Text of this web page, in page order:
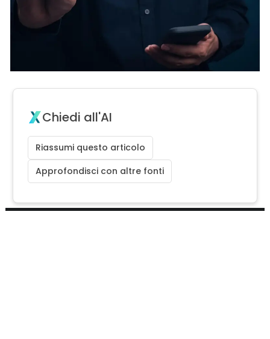
Chiedi all'AI
Riassumi questo articolo
Approfondisci con altre fonti